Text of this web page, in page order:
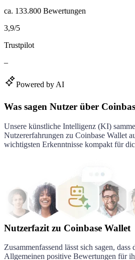
ca. 133.800 Bewertungen
3,9/5
Trustpilot
–
Powered by AI
Was sagen Nutzer über
Unsere künstliche Intelligenz (KI)
Nutzererfahrungen zu Coinbase Wallet
wichtigsten Erkenntnisse kompakt für
Nutzerfazit zu Coinbase Wallet
Zusammenfassend lässt sich sagen,
Allgemeinen positive Bewertungen für